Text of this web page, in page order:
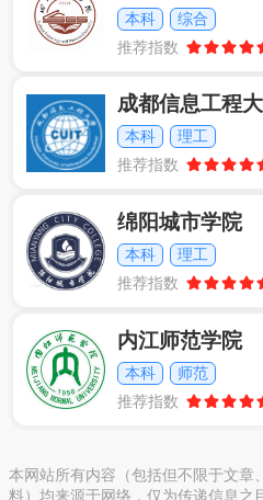
本科
综合
推荐指数
成都信息工程
本科
理工
推荐指数
绵阳城市学院
本科
理工
推荐指数
内江师范学院
本科
师范
推荐指数
本网站所有内容（包括但不限于文章
料）均来源于网络，仅为传递信息之